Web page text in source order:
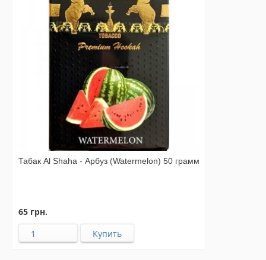
Табак Al Shaha - Арбуз (Watermelon) 50 грамм
65 грн.